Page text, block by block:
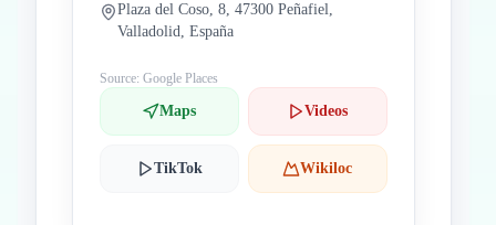
Plaza del Coso, 8, 47300 Peñafiel,
Valladolid, España
Source: Google Places
Maps Videos
TikTok Wikiloc